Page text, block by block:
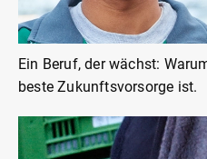
Ein Beruf, der wächst:
beste Zukunftsvorsorge ist.